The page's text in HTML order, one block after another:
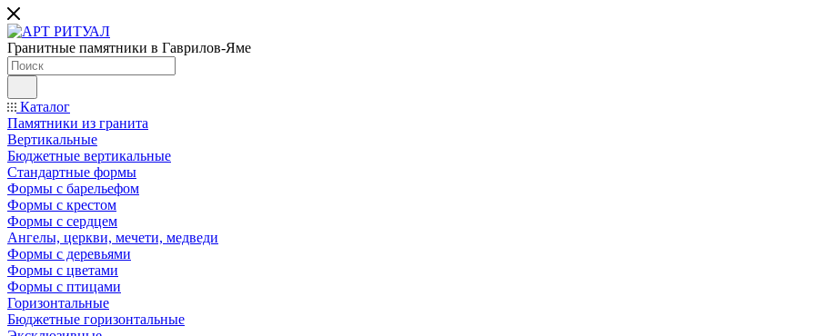
Гранитные памятники в Гаврилов-Яме
Каталог
Памятники из гранита
Вертикальные
Бюджетные вертикальные
Стандартные формы
Формы с барельефом
Формы с крестом
Формы с сердцем
Ангелы, церкви, мечети, медведи
Формы с деревьями
Формы с цветами
Формы с птицами
Горизонтальные
Бюджетные горизонтальные